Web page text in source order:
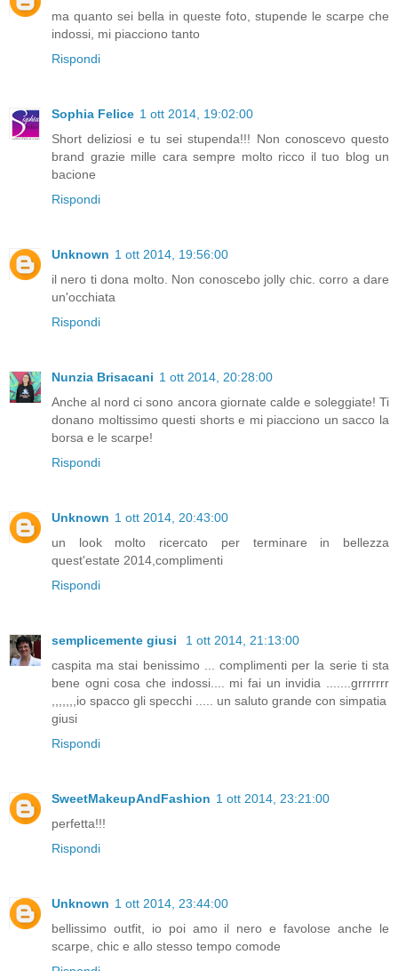
ma quanto sei bella in queste foto, stupende le scarpe che
indossi, mi piacciono tanto
Rispondi
Sophia Felice 1 ott 2014, 19:02:00
Short deliziosi e tu sei stupenda!!! Non conoscevo questo
brand grazie mille cara sempre molto ricco il tuo blog un
bacione
Rispondi
Unknown 1 ott 2014, 19:56:00
il nero ti dona molto. Non conoscebo jolly chic. corro a dare
un'occhiata
Rispondi
Nunzia Brisacani 1 ott 2014, 20:28:00
Anche al nord ci sono ancora giornate calde e soleggiate! Ti
donano moltissimo questi shorts e mi piacciono un sacco la
borsa e le scarpe!
Rispondi
Unknown 1 ott 2014, 20:43:00
un look molto ricercato per terminare in bellezza
quest'estate 2014,complimenti
Rispondi
semplicemente giusi
1 ott 2014, 21:13:00
caspita ma stai benissimo ... complimenti per la serie ti sta
bene ogni cosa che indossi.... mi fai un invidia .......grrrrrrr
,,,,,,,io spacco gli specchi ..... un saluto grande con simpatia
giusi
Rispondi
SweetMakeupAndFashion 1 ott 2014, 23:21:00
perfetta!!!
Rispondi
Unknown 1 ott 2014, 23:44:00
bellissimo outfit, io poi amo il nero e favolose anche le
scarpe, chic e allo stesso tempo comode